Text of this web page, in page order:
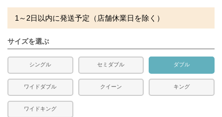
1～2日以内に発送予定（店舗休業日を除く）
サイズを選ぶ
シングル セミダブル ダブル
ワイドダブル クイーン キング
ワイドキング